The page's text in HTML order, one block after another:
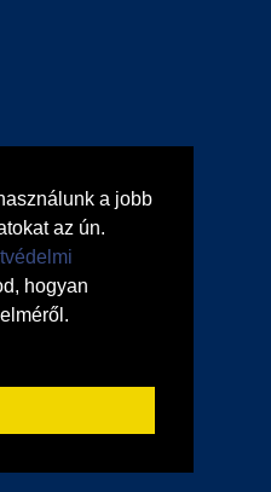
a jobb
az ún.
hogyan